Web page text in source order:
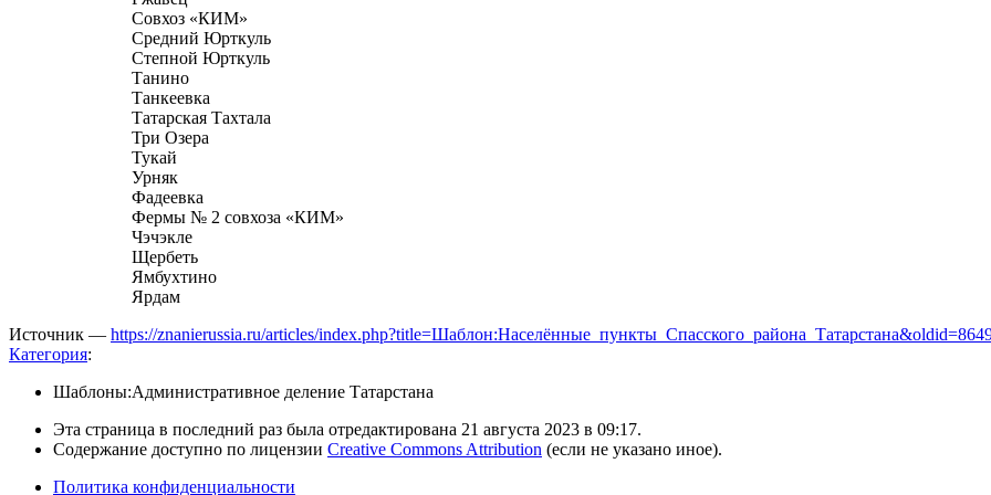
Совхоз «КИМ»
Средний Юрткуль
Степной Юрткуль
Танино
Танкеевка
Татарская Тахтала
Три Озера
Тукай
Урняк
Фадеевка
Фермы № 2 совхоза «КИМ»
Чэчэкле
Щербеть
Ямбухтино
Ярдам
Источник — https://znanierussia.ru/articles/
Категория:
Шаблоны:Административное деление Татарстана
Эта страница в последний раз была отредактирована 21 августа 2023 в 09:17.
Содержание доступно по лицензии Creative Commons Attribution (если не указано иное).
Политика конфиденциальности